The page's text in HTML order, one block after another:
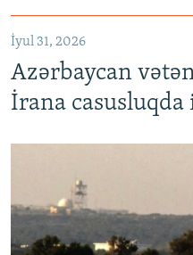
İyul 31, 2026
Azərbaycan
İrana